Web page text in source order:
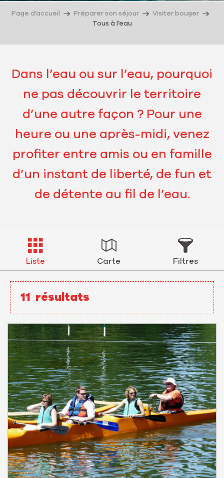
Page d’accueil Préparer son séjour
Visiter bouger
Tous à l’eau
Dans l’eau ou sur l’eau, pourquoi
ne pas découvrir le territoire
d’une autre façon ? Pour une
heure ou une après-midi, venez
profiter entre amis ou en famille
d’un instant de liberté, de fun et
de détente au fil de l’eau.
Liste Carte Filtres
11 résultats